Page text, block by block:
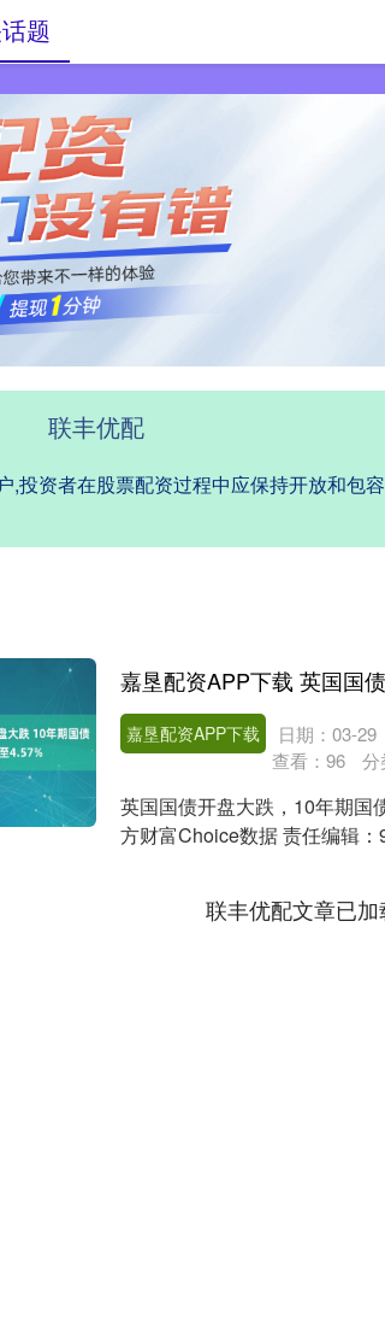
杠杆炒股
联丰优配
资者在股票配资过程中应保持开放和包
题
嘉垦配资APP下载 日期：03-29
查看： 96 分
英国国债开盘大跌，10年期国
方财富Choice数据 责任编辑
联丰优配文章已